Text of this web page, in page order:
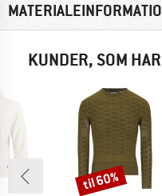
KUNDER, SOM
Rabat
til 60%